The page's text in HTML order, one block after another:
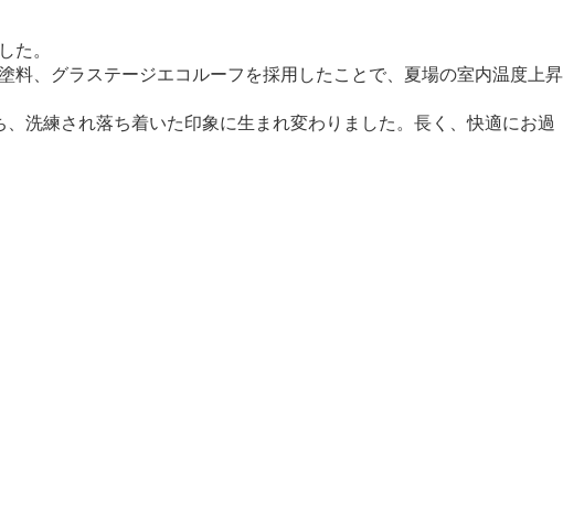
。
、グラステージエコルーフを採用したことで、夏場の室内温度上昇
洗練され落ち着いた印象に生まれ変わりました。長く、快適にお過